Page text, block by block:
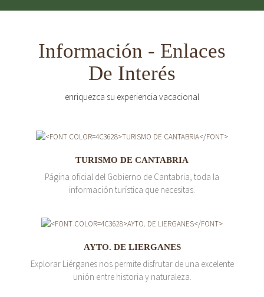
Información - Enlaces
De Interés
enriquezca su experiencia vacacional
TURISMO DE CANTABRIA
Página oficial del Gobierno de Cantabria, toda la
información turística que necesitas.
AYTO. DE LIERGANES
Explorar Liérganes nos permite disfrutar de una excelente
unión entre historia y naturaleza.